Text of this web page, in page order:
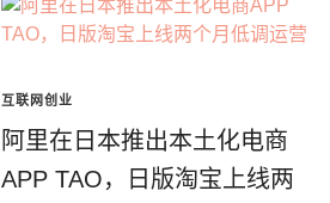
互联网创业
阿里在日本推出本土化电商
APP TAO，日版淘宝上线两